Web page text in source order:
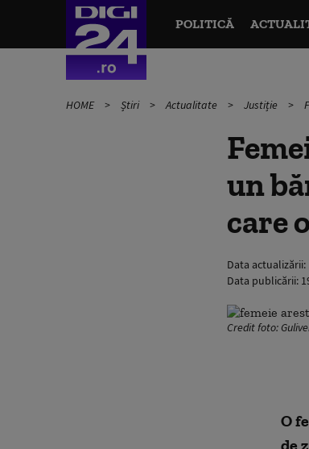
POLITICĂ
HOME Știri Actualitate Justiție
un
care
Data actualizării:
Data publicării:
Credit foto:
O
de